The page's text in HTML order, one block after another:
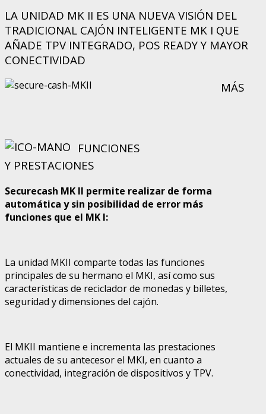
LA UNIDAD MK II ES UNA NUEVA VISIÓN DEL
TRADICIONAL CAJÓN INTELIGENTE MK I QUE
AÑADE TPV INTEGRADO, POS READY Y MAYOR
CONECTIVIDAD
MÁS
FUNCIONES
Y PRESTACIONES
Securecash MK II permite realizar de forma
automática y sin posibilidad de error más
funciones que el MK I:
La unidad MKII comparte todas las funciones
principales de su hermano el MKI, así como sus
características de reciclador de monedas y billetes,
seguridad y dimensiones del cajón.
El MKII mantiene e incrementa las prestaciones
actuales de su antecesor el MKI, en cuanto a
conectividad, integración de dispositivos y TPV.